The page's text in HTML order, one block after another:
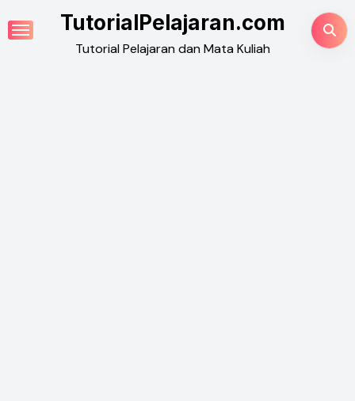
to
TutorialPelajaran.com
Tutorial Pelajaran dan Mata Kuliah